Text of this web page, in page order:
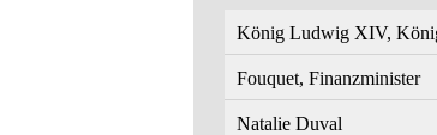
König Ludwig XIV,
Fouquet, Finanzminister
Natalie Duval